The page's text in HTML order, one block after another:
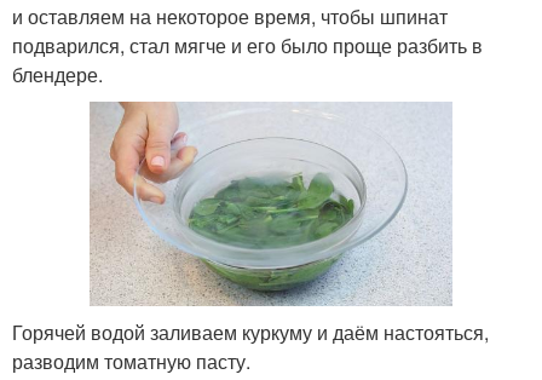
и оставляем на некоторое время, чтобы шпинат
подварился, стал мягче и его было проще разбить в
блендере.
Горячей водой заливаем куркуму и даём настояться,
разводим томатную пасту.